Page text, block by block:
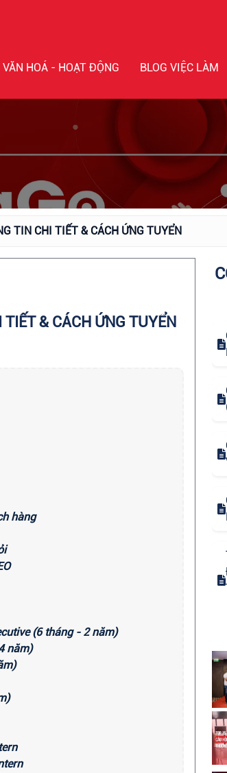
VĂN HOÁ - HOẠT ĐỘNG BLOG VIỆC LÀM
TIN CHI TIẾT & CÁCH ỨNG TUYỂN
& CÁCH ỨNG TUYỂN
hàng
(6 tháng - 2 năm)
năm)